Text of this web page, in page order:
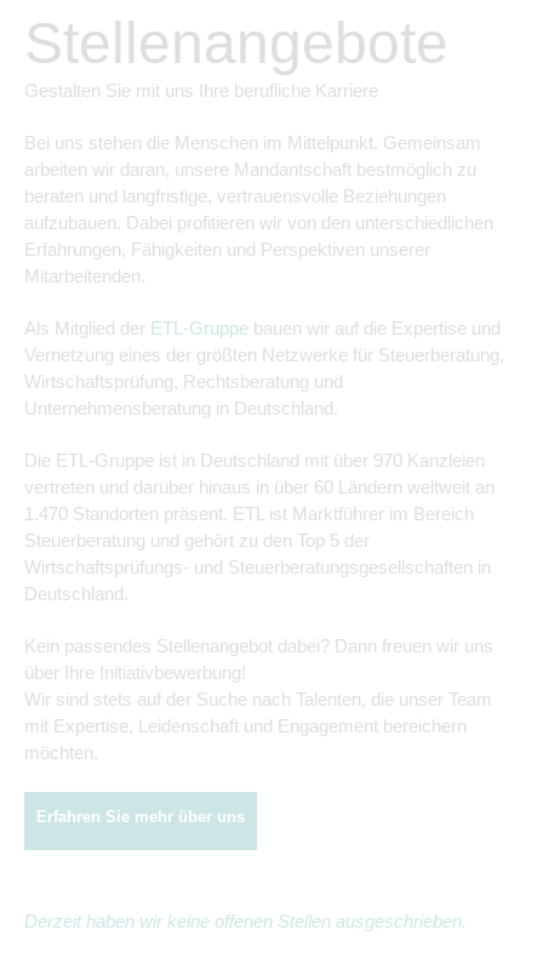
Stellenangebote
Gestalten Sie mit uns Ihre berufliche Karriere
Bei uns stehen die Menschen im Mittelpunkt. Gemeinsam
arbeiten wir daran, unsere Mandantschaft bestmöglich zu
beraten und langfristige, vertrauensvolle Beziehungen
aufzubauen. Dabei profitieren wir von den unterschiedlichen
Erfahrungen, Fähigkeiten und Perspektiven unserer
Mitarbeitenden.
Als Mitglied der ETL-Gruppe bauen wir auf die Expertise und
Vernetzung eines der größten Netzwerke für Steuerberatung,
Wirtschaftsprüfung, Rechtsberatung und
Unternehmensberatung in Deutschland.
Die ETL-Gruppe ist in Deutschland mit über 970 Kanzleien
vertreten und darüber hinaus in über 60 Ländern weltweit an
1.470 Standorten präsent. ETL ist Marktführer im Bereich
Steuerberatung und gehört zu den Top 5 der
Wirtschaftsprüfungs- und Steuerberatungsgesellschaften in
Deutschland.
Kein passendes Stellenangebot dabei? Dann freuen wir uns
über Ihre Initiativbewerbung!
Wir sind stets auf der Suche nach Talenten, die unser Team
mit Expertise, Leidenschaft und Engagement bereichern
möchten.
Erfahren Sie mehr über uns
Derzeit haben wir keine offenen Stellen ausgeschrieben.